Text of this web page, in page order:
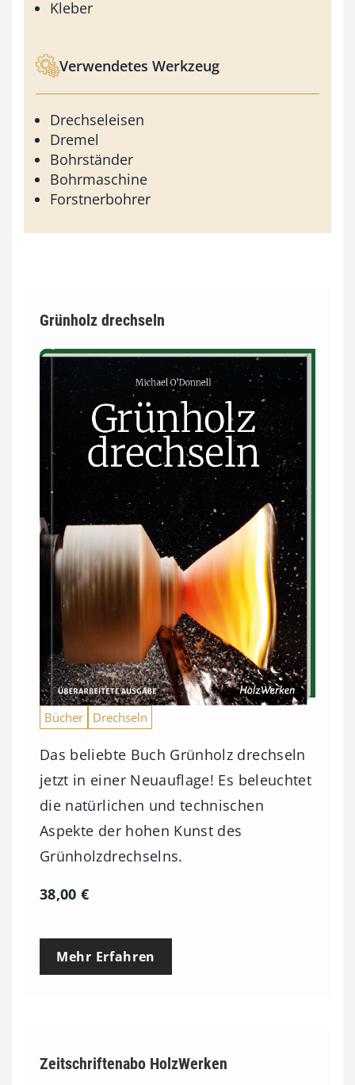
Kleber
Verwendetes Werkzeug
Drechseleisen
Dremel
Bohrständer
Bohrmaschine
Forstnerbohrer
Grünholz drechseln
Bücher Drechseln
Das beliebte Buch Grünholz drechseln
jetzt in einer Neuauflage! Es beleuchtet
die natürlichen und technischen
Aspekte der hohen Kunst des
Grünholzdrechselns.
38,00€
Mehr Erfahren
Zeitschriftenabo HolzWerken